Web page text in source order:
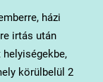
házi
irtás után
körülbelül 2